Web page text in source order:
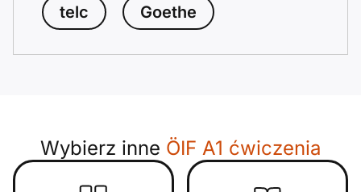
telc
Goethe
Wybierz inne ÖIF A1 ćwiczenia